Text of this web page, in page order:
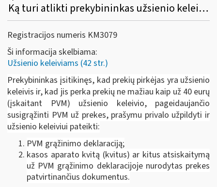
Ką turi atlikti prekybininkas užsienio keleiviui paprašius taikyti „Tax free shopping“?
Registracijos numeris KM3079
Ši informacija skelbiama:
Užsienio keleiviams (42 str.)
Prekybininkas įsitikinęs, kad prekių pirkėjas yra užsienio
keleivis ir, kad jis perka prekių ne mažiau kaip už 40 eurų
(įskaitant PVM) užsienio keleivio, pageidaujančio
susigrąžinti PVM už prekes, prašymu privalo užpildyti ir
užsienio keleiviui pateikti:
PVM grąžinimo deklaraciją;
kasos aparato kvitą (kvitus) ar kitus atsiskaitymą
už PVM grąžinimo deklaracijoje nurodytas prekes
patvirtinančius dokumentus.